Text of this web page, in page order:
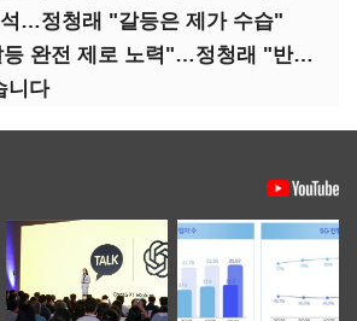
…정청래 "갈등은 제가 수습"
김민석 "경선갈등 완전 제로 노력"…정청래 "반명 공세 사과부터"
니다